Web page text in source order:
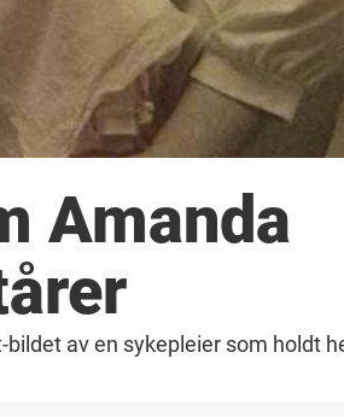
Amanda
av en sykepleier som holdt